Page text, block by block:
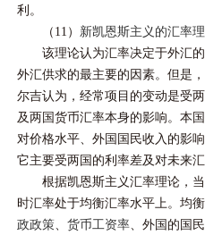
利。
（11） 新凯恩斯主义的汇率
该理论认为汇率决定于外汇的
外汇供求的最主要的因素。但是
尔吉认为，经常项目的变动是受
及两国货币汇率本身的影响。本
对价格水平、外国国民收入的影
它主要受两国的利率差及对未来
根据凯恩斯主义汇率理论，当
时汇率处于均衡汇率水平上。均
政政策、货币工资率、外国的国